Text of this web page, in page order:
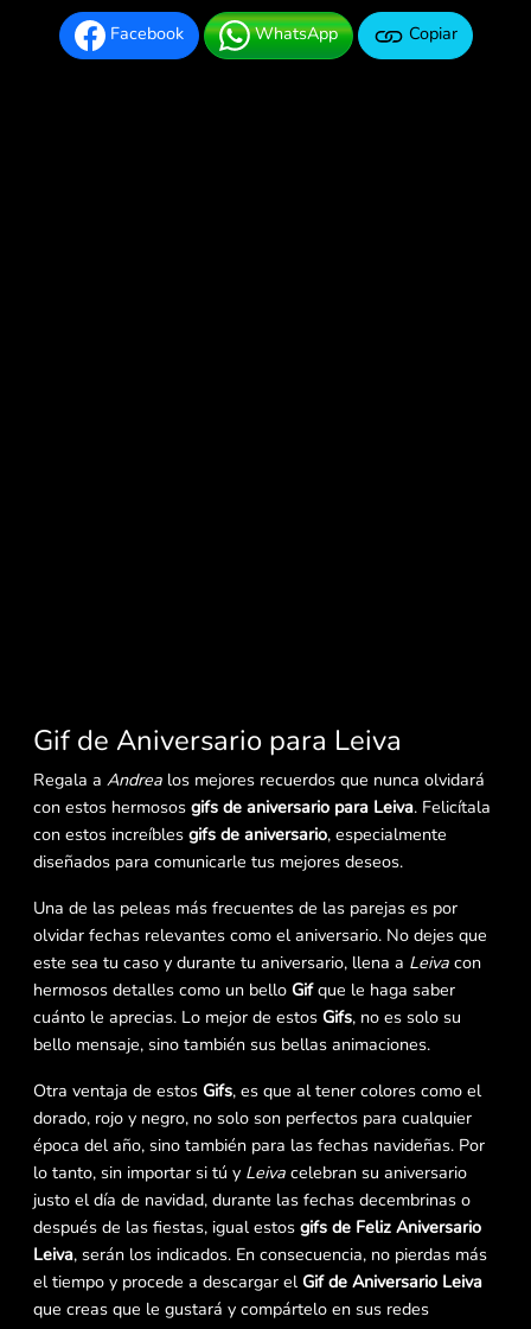
Facebook WhatsApp Copiar
Gif de Aniversario para Leiva
Regala a Andrea los mejores recuerdos que nunca olvidará
con estos hermosos gifs de aniversario para Leiva. Felicítala
con estos increíbles gifs de aniversario, especialmente
diseñados para comunicarle tus mejores deseos.
Una de las peleas más frecuentes de las parejas es por
olvidar fechas relevantes como el aniversario. No dejes que
este sea tu caso y durante tu aniversario, llena a Leiva con
hermosos detalles como un bello Gifque le haga saber
cuánto le aprecias. Lo mejor de estos Gifs, no es solo su
bello mensaje, sino también sus bellas animaciones.
Otra ventaja de estos Gifs, es que al tener colores como el
dorado, rojo y negro, no solo son perfectos para cualquier
época del año, sino también para las fechas navideñas. Por
lo tanto, sin importar si tú y Leiva celebran su aniversario
justo el día de navidad, durante las fechas decembrinas o
después de las fiestas, igual estos gifs de Feliz Aniversario
Leiva, serán los indicados. En consecuencia, no pierdas más
el tiempo y procede a descargar elGif de Aniversario Leiva
que creas que le gustará y compártelo en sus redes